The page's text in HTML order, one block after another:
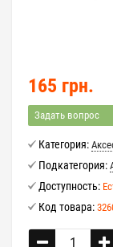
165 грн.
Задать вопрос
Категория:
Подкатегория:
Доступность:
Код товара: